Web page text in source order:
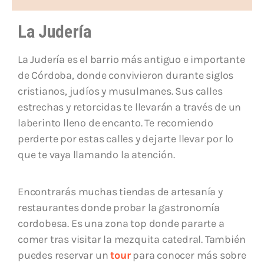
La Judería
La Judería es el barrio más antiguo e importante
de Córdoba, donde convivieron durante siglos
cristianos, judíos y musulmanes. Sus calles
estrechas y retorcidas te llevarán a través de un
laberinto lleno de encanto. Te recomiendo
perderte por estas calles y dejarte llevar por lo
que te vaya llamando la atención.
Encontrarás muchas tiendas de artesanía y
restaurantes donde probar la gastronomía
cordobesa. Es una zona top donde pararte a
comer tras visitar la mezquita catedral. También
puedes reservar untourpara conocer más sobre